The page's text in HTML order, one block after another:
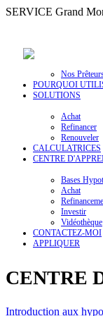
SERVICE Grand
Nos
POURQUOI
SOLUTIONS
Achat
Refinancer
Renouveler
CALCULATRICES
CENTRE
Bases
Achat
Investir
Vidéothèque
CONTACTEZ-MOI
APPLIQUER
CENTRE
Introduction aux